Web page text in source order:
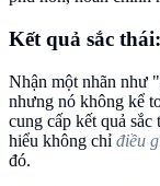
Kết quả sắc
Nhận một nhãn như
nhưng nó không kể
cung cấp kết quả
hiểu không chỉ điều
đó.